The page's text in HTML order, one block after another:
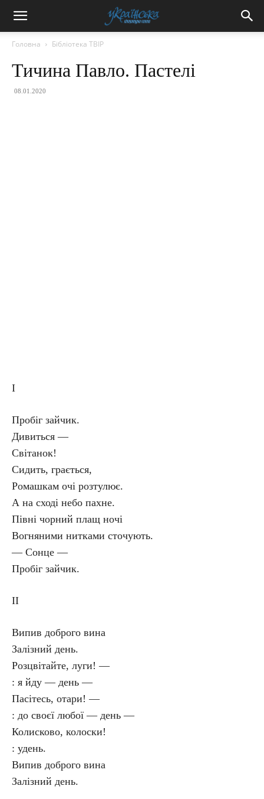
Головна Бібліотека ТВІР
Тичина Павло. Пастелі
08.01.2020
I
Пробіг зайчик.
Дивиться —
Світанок!
Сидить, грається,
Ромашкам очі розтулює.
А на сході небо пахне.
Півні чорний плащ ночі
Вогняними нитками сточують.
— Сонце —
Пробіг зайчик.
II
Випив доброго вина
Залізний день.
Розцвітайте, луги! —
: я йду — день —
Пасітесь, отари! —
: до своєї любої — день —
Колисково, колоски!
: удень.
Випив доброго вина
Залізний день.